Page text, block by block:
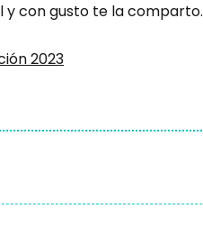
y con gusto te la comparto.
2023